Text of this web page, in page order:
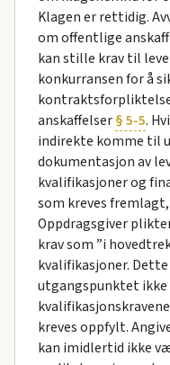
Klagen er rettidig.
om offentlige
kan stille krav til
konkurransen for å
anskaffelser§ 5-5.
indirekte komme til
dokumentasjon av
kvalifikasjoner og
som kreves
Oppdragsgiver
krav som ”i
kvalifikasjoner.
utgangspunktet
kreves oppfylt.
kan imidlertid ikke